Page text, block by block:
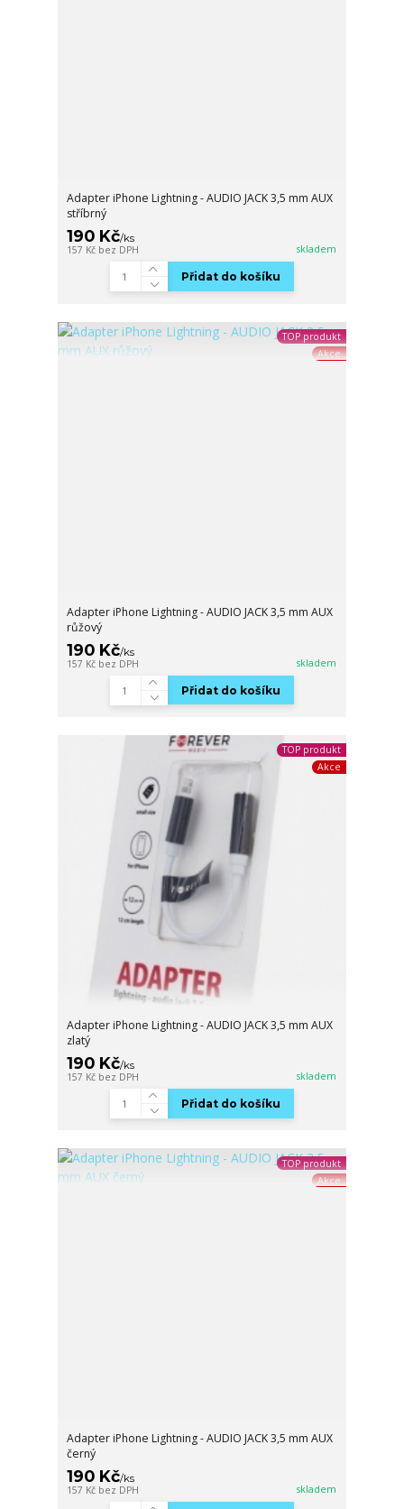
Adapter iPhone Lightning - AUDIO JACK 3,5 mm AUX
stříbrný
190 Kč/ks
157 Kč bez DPH skladem
Přidat do košíku
TOP produkt
Akce
Adapter iPhone Lightning - AUDIO JACK 3,5 mm AUX
růžový
190 Kč/ks
157 Kč bez DPH skladem
Přidat do košíku
TOP produkt
Akce
Adapter iPhone Lightning - AUDIO JACK 3,5 mm AUX
zlatý
190 Kč/ks
157 Kč bez DPH skladem
Přidat do košíku
TOP produkt
Akce
Adapter iPhone Lightning - AUDIO JACK 3,5 mm AUX
černý
190 Kč/ks
157 Kč bez DPH skladem